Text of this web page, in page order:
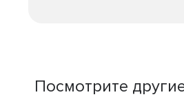
Посмотрите